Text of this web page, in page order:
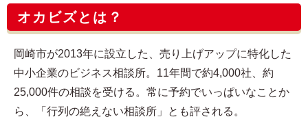
オカビズとは？
岡崎市が2013年に設立した、売り上げアップに特化した
中小企業のビジネス相談所。11年間で約4,000社、約
25,000件の相談を受ける。常に予約でいっぱいなことか
ら、「行列の絶えない相談所」とも評される。